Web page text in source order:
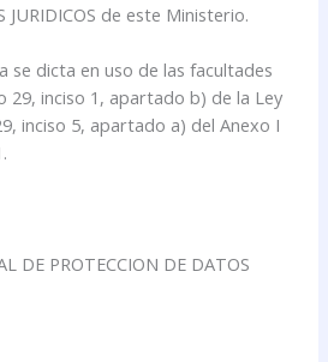
JURIDICOS de este Ministerio.
se dicta en uso de las facultades
29, inciso 1, apartado b) de la Ley
inciso 5, apartado a) del Anexo I
DE PROTECCION DE DATOS